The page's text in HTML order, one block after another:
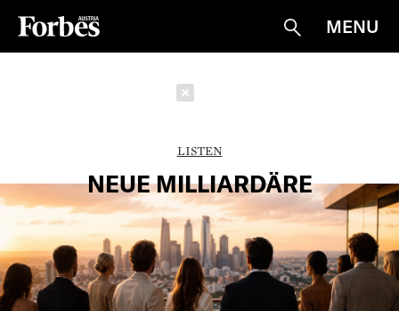
Suche
MENU
LISTEN
NEUE MILLIARDÄRE